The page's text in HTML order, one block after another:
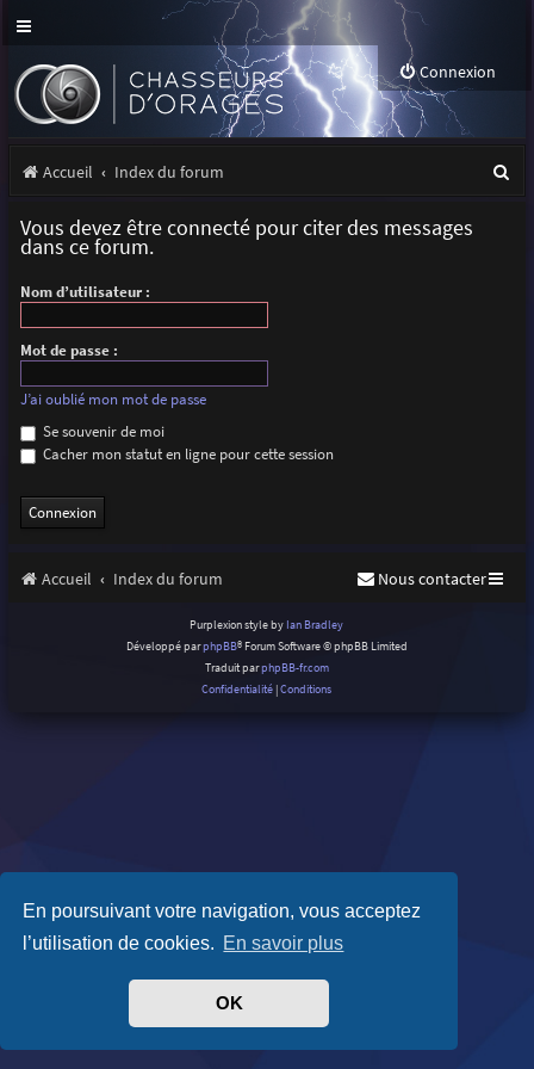
En poursuivant votre navigation, vous acceptez
l’utilisation de cookies. En savoir plus
OK
Connexion
Accueil Index du forum
Vous devez être connecté pour citer des messages
dans ce forum.
Nom d’utilisateur :
Mot de passe :
J’ai oublié mon mot de passe
Se souvenir de moi
Cacher mon statut en ligne pour cette session
Accueil Index du forum Nous contacter
Purplexion style by Ian Bradley
Développé parphpBB® Forum Software © phpBB Limited
Traduit parphpBB-fr.com
Confidentialité |Conditions